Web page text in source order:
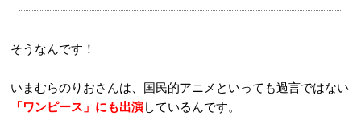
そうなんです！
いまむらのりおさんは、国民的アニメといっても過言ではない
「ワンピース」にも出演しているんです。